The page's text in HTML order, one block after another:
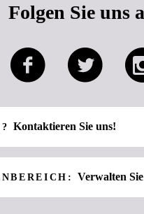
Folgen Sie uns
Kontaktieren Sie uns!
Verwalten